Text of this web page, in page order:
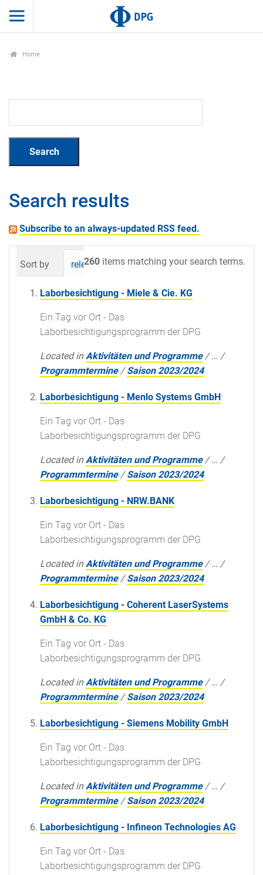
Home
Search results
Subscribe to an always-updated RSS feed.
260 items matching your search terms.
Sort by relevance date (newest first)
Laborbesichtigung - Miele & Cie. KG
Ein Tag vor Ort - Das
Laborbesichtigungsprogramm der DPG
Located in Aktivitäten und Programme /… /
Programmtermine /Saison 2023/2024
Laborbesichtigung - Menlo Systems GmbH
Ein Tag vor Ort - Das
Laborbesichtigungsprogramm der DPG
Located in Aktivitäten und Programme /… /
Programmtermine /Saison 2023/2024
Laborbesichtigung - NRW.BANK
Ein Tag vor Ort - Das
Laborbesichtigungsprogramm der DPG
Located in Aktivitäten und Programme /… /
Programmtermine /Saison 2023/2024
Laborbesichtigung - Coherent LaserSystems
GmbH & Co. KG
Ein Tag vor Ort - Das
Laborbesichtigungsprogramm der DPG
Located in Aktivitäten und Programme /… /
Programmtermine /Saison 2023/2024
Laborbesichtigung - Siemens Mobility GmbH
Ein Tag vor Ort - Das
Laborbesichtigungsprogramm der DPG
Located in Aktivitäten und Programme /… /
Programmtermine /Saison 2023/2024
Laborbesichtigung - Infineon Technologies AG
Ein Tag vor Ort - Das
Laborbesichtigungsprogramm der DPG